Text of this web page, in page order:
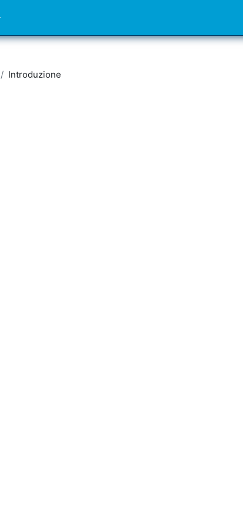
Introduzione